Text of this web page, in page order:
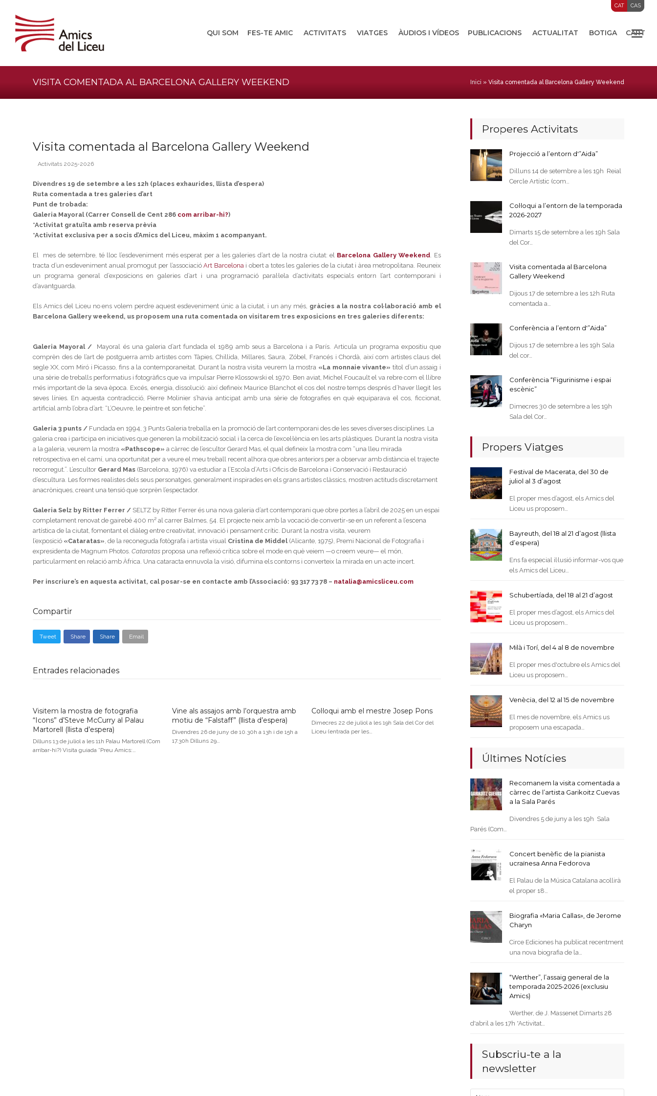
CAT CAS
QUI SOM FES-TE AMIC ACTIVITATS VIATGES ÀUDIOS I VÍDEOS PUBLICACIONS ACTUALITAT BOTIGA CART
VISITA COMENTADA AL BARCELONA GALLERY WEEKEND Inici » Visita comentada al Barcelona Gallery Weekend
Visita comentada al Barcelona Gallery Weekend
Activitats 2025-2026
Divendres 19 de setembre a les 12h (places exhaurides, llista d’espera)
Ruta comentada a tres galeries d’art
Punt de trobada:
Galeria Mayoral (Carrer Consell de Cent 286 com arribar-hi?)
*Activitat gratuïta amb reserva prèvia
*Activitat exclusiva per a socis d’Amics del Liceu, màxim 1 acompanyant.
El mes de setembre, té lloc l’esdeveniment més esperat per a les galeries d’art de la nostra ciutat: el Barcelona Gallery Weekend. Es
tracta d’un esdeveniment anual promogut per l’associacióArt Barcelonai obert a totes les galeries de la ciutat i àrea metropolitana. Reuneix
un programa general d’exposicions en galeries d’art i una programació paral·lela d’activitats especials entorn l’art contemporani i
d’avantguarda.
Els Amics del Liceu no ens volem perdre aquest esdeveniment únic a la ciutat, i un any més, gràcies a la nostra col·laboració amb el
Barcelona Gallery weekend, us proposem una ruta comentada on visitarem tres exposicions en tres galeries diferents:
Galeria Mayoral / Mayoral és una galeria d’art fundada el 1989 amb seus a Barcelona i a París. Articula un programa expositiu que
comprèn des de l’art de postguerra amb artistes com Tàpies, Chillida, Millares, Saura, Zóbel, Francés i Chordà, així com artistes claus del
segle XX, com Miró i Picasso, fins a la contemporaneitat. Durant la nostra visita veurem la mostra «La monnaie vivante» títol d’un assaig i
una sèrie de treballs performatius i fotogràfics que va impulsar Pierre Klossowski el 1970. Ben aviat, Michel Foucault el va rebre com el llibre
més important de la seva època. Excés, energia, dissolució: així defineix Maurice Blanchot el cos del nostre temps després d’haver llegit les
seves línies. En aquesta contradicció, Pierre Molinier s’havia anticipat amb una sèrie de fotografies en què equiparava el cos, ficcionat,
artificial amb l’obra d’art: “L’Oeuvre, le peintre et son fetiche”.
Galeria 3 punts / Fundada en 1994, 3 Punts Galeria treballa en la promoció de l’art contemporani des de les seves diverses disciplines. La
galeria crea i participa en iniciatives que generen la mobilització social i la cerca de l’excel·lència en les arts plàstiques. Durant la nostra visita
a la galeria, veurem la mostra «Pathscope»a càrrec de l’escultor Gerard Mas, el qual defineix la mostra com “una lleu mirada
retrospectiva en el camí, una oportunitat per a veure el meu treball recent alhora que obres anteriors per a observar amb distància el trajecte
recorregut.”. L’escultor Gerard Mas (Barcelona, 1976) va estudiar a l’Escola d’Arts i Oficis de Barcelona i Conservació i Restauració
d’escultura. Les formes realistes dels seus personatges, generalment inspirades en els grans artistes clàssics, mostren actituds discretament
anacròniques, creant una tensió que sorprèn l’espectador.
Galeria Selz by Ritter Ferrer / SELTZ by Ritter Ferrer és una nova galeria d’art contemporani que obre portes a l’abril de 2025 en un espai
completament renovat de gairebé 400 m² al carrer Balmes, 54. El projecte neix amb la vocació de convertir-se en un referent a l’escena
artística de la ciutat, fomentant el diàleg entre creativitat, innovació i pensament crític. Durant la nostra visita, veurem
l’exposició «Cataratas», de la reconeguda fotògrafa i artista visual Cristina de Middel (Alicante, 1975), Premi Nacional de Fotografia i
expresidenta de Magnum Photos.Cataratas proposa una reflexió crítica sobre el mode en què veiem —o creem veure— el món,
particularment en relació amb Àfrica. Una cataracta ennuvola la visió, difumina els contorns i converteix la mirada en un acte incert.
Per inscriure’s en aquesta activitat, cal posar-se en contacte amb l’Associació: 93 317 73 78 – natalia@amicsliceu.com
Compartir
Tweet Share Share Email
Entrades relacionades
Visitem la mostra de fotografia
“Icons” d’Steve McCurry al Palau
Martorell (llista d’espera)
Dilluns 13 de juliol a les 11h Palau Martorell (Com
arribar-hi?) Visita guiada *Preu Amics:…
Vine als assajos amb l’orquestra amb
motiu de “Falstaff” (llista d’espera)
Divendres 26 de juny de 10.30h a 13h i de 15h a
17.30h Dilluns 29…
Col·loqui amb el mestre Josep Pons
Dimecres 22 de juliol a les 19h Sala del Cor del
Liceu (entrada per les…
Properes Activitats
Projecció a l’entorn d'”Aida”
Dilluns 14 de setembre a les 19h Reial
Cercle Artístic (com…
Col·loqui a l’entorn de la temporada
2026-2027
Dimarts 15 de setembre a les 19h Sala
del Cor…
Visita comentada al Barcelona
Gallery Weekend
Dijous 17 de setembre a les 12h Ruta
comentada a…
Conferència a l’entorn d'”Aida”
Dijous 17 de setembre a les 19h Sala
del cor…
Conferència “Figurinisme i espai
escènic”
Dimecres 30 de setembre a les 19h
Sala del Cor…
Propers Viatges
Festival de Macerata, del 30 de
juliol al 3 d’agost
El proper mes d’agost, els Amics del
Liceu us proposem…
Bayreuth, del 18 al 21 d’agost (llista
d’espera)
Ens fa especial il·lusió informar-vos que
els Amics del Liceu…
Schubertíada, del 18 al 21 d’agost
El proper mes d’agost, els Amics del
Liceu us proposem…
Milà i Torí, del 4 al 8 de novembre
El proper mes d'octubre els Amics del
Liceu us proposem…
Venècia, del 12 al 15 de novembre
El mes de novembre, els Amics us
proposem una escapada…
Últimes Notícies
Recomanem la visita comentada a
càrrec de l’artista Garikoitz Cuevas
a la Sala Parés
Divendres 5 de juny a les 19h Sala
Parés (Com…
Concert benèfic de la pianista
ucraïnesa Anna Fedorova
El Palau de la Música Catalana acollirà
el proper 18…
Biografia «Maria Callas», de Jerome
Charyn
Circe Ediciones ha publicat recentment
una nova biografia de la…
“Werther”, l’assaig general de la
temporada 2025-2026 (exclusiu
Amics)
Werther, de J. Massenet Dimarts 28
d'abril a les 17h *Activitat…
Subscriu-te a la
newsletter